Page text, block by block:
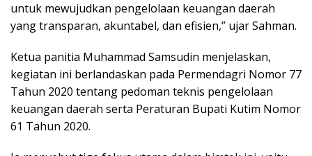
untuk mewujudkan pengelolaan keuangan daerah
yang transparan, akuntabel, dan efisien,” ujar Sahman.
Ketua panitia Muhammad Samsudin menjelaskan,
kegiatan ini berlandaskan pada Permendagri Nomor 77
Tahun 2020 tentang pedoman teknis pengelolaan
keuangan daerah serta Peraturan Bupati Kutim Nomor
61 Tahun 2020.